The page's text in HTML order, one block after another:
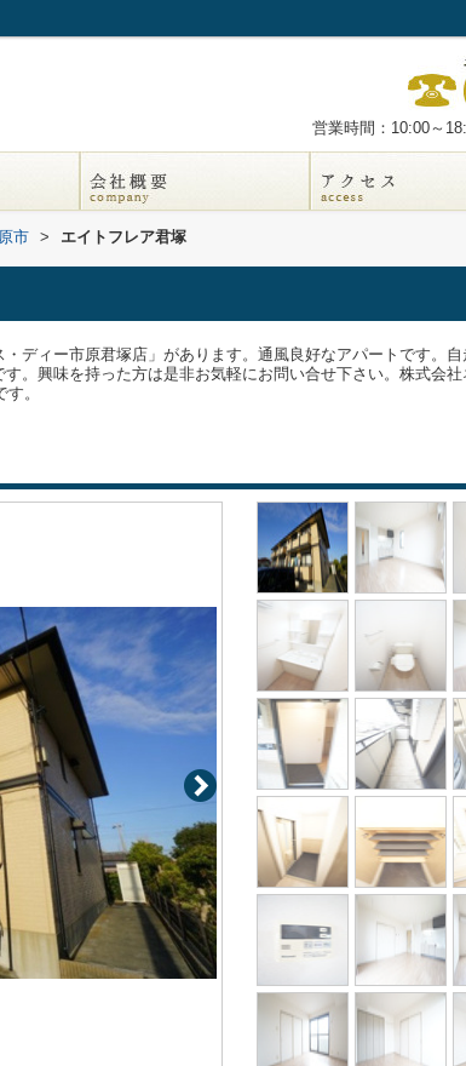
営業時間：10:00～
市 > エイトフレア君塚
ディー市原君塚店」があります。通風良好なアパートです。
。興味を持った方は是非お気軽にお問い合せ下さい。株式会
。